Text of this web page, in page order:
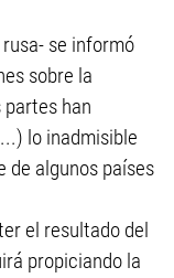
se informó
sobre la
han
lo inadmisible
de algunos países
el resultado del
propiciando la